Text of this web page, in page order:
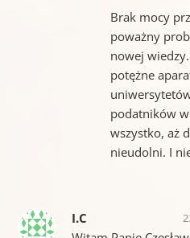
Brak mocy
poważny
nowej
potężne
podatników w
wszystko, aż
nieudolni. I
I.C